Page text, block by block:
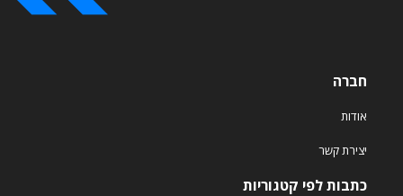
חברה
אודות
יצירת קשר
כתבות לפי קטגוריות